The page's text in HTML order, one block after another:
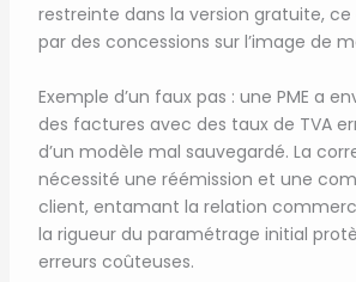
restreinte dans la version gratuite,
par des concessions sur l’image de
Exemple d’un faux pas : une PME a
des factures avec des taux de TVA
d’un modèle mal sauvegardé. La
nécessité une réémission et une
client, entamant la relation
la rigueur du paramétrage initial
erreurs coûteuses.